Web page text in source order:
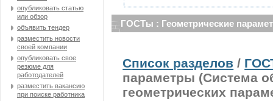
опубликовать статью
или обзор
объявить тендер
разместить новости
своей компании
опубликовать свое
резюме для
работодателей
разместить вакансию
при поиске работника
ГОСТы : Геометрические
Список разделов /
параметры (Система
геометрических